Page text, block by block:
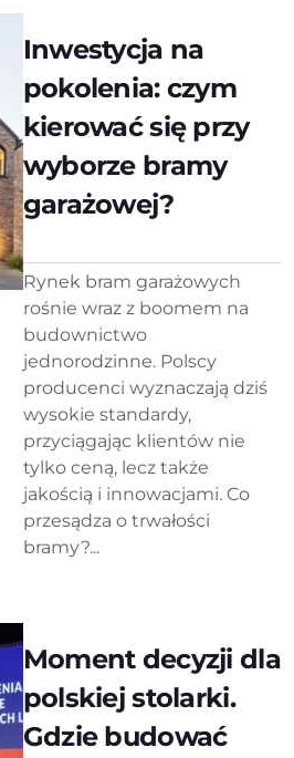
Inwestycja na
pokolenia: czym
kierować się przy
wyborze bramy
garażowej?
Rynek bram garażowych
rośnie wraz z boomem na
budownictwo
jednorodzinne. Polscy
producenci wyznaczają dziś
wysokie standardy,
przyciągając klientów nie
tylko ceną, lecz także
jakością i innowacjami. Co
przesądza o trwałości
bramy?...
Moment decyzji dla
polskiej stolarki.
Gdzie budować